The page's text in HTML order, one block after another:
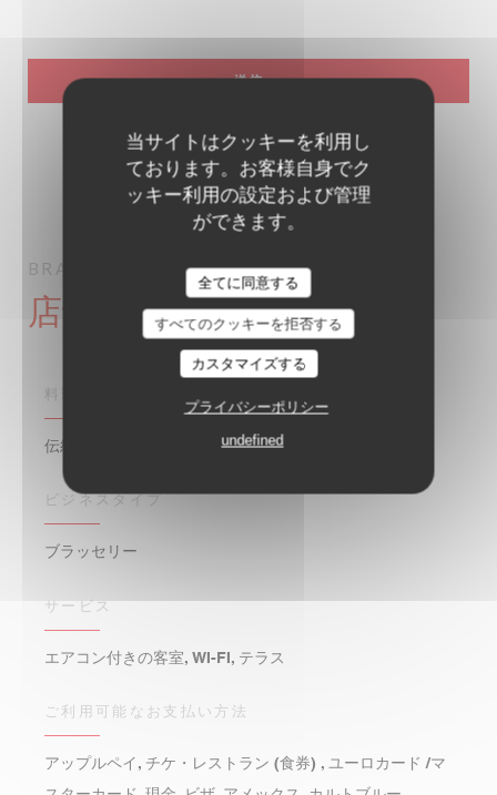
当サイトはクッキーを利用し
ております。お客様自身でク
ッキー利用の設定および管理
ができます。
全てに同意する
すべてのクッキーを拒否する
カスタマイズする
プライバシーポリシー
undefined
BRASSERIE LIPPブラッセリー
店舗情報
料理
伝統的なフランス語, 伝統料理
ビジネスタイプ
ブラッセリー
サービス
エアコン付きの客室, WI-FI, テラス
ご利用可能なお支払い方法
アップルペイ, チケ・レストラン (食券) , ユーロカード /マ